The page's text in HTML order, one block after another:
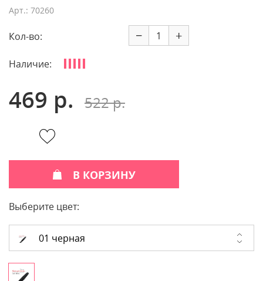
Арт.: 70260
Кол-во: − +
Наличие:
469 р. 522 р.
В КОРЗИНУ
Выберите цвет:
01 черная